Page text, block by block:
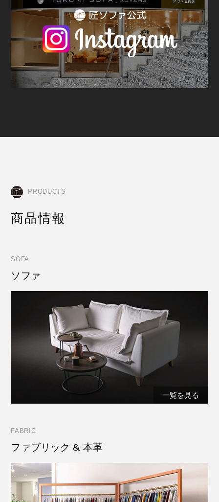
PRODUCTS
商品情報
SOFA
ソファ
一覧を見る
FABRIC
ファブリック & 本革